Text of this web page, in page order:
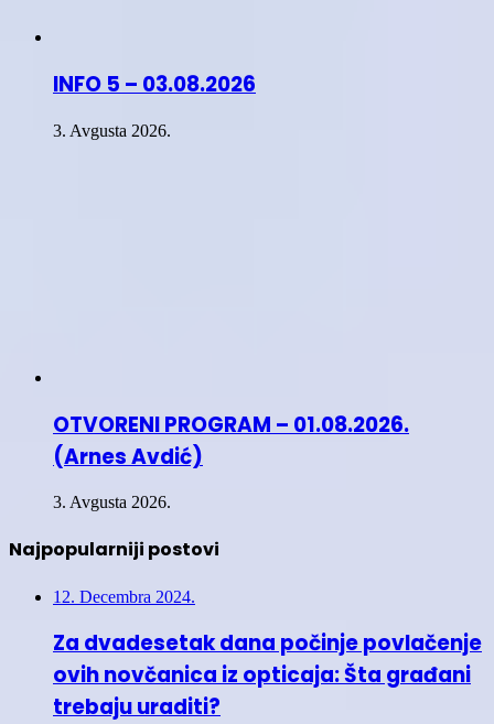
INFO 5 – 03.08.2026
3. Avgusta 2026.
OTVORENI PROGRAM – 01.08.2026.
(Arnes Avdić)
3. Avgusta 2026.
Najpopularniji postovi
12. Decembra 2024.
Za dvadesetak dana počinje povlačenje
ovih novčanica iz opticaja: Šta građani
trebaju uraditi?